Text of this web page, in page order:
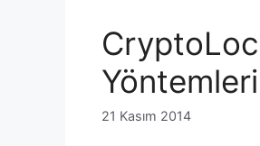
Yöntemleri
21 Kasım 2014